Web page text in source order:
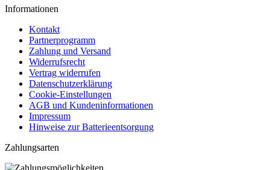
Informationen
Kontakt
Partnerprogramm
Zahlung und Versand
Widerrufsrecht
Vertrag widerrufen
Datenschutzerklärung
Cookie-Einstellungen
AGB und Kundeninformationen
Impressum
Hinweise zur Batterieentsorgung
Zahlungsarten